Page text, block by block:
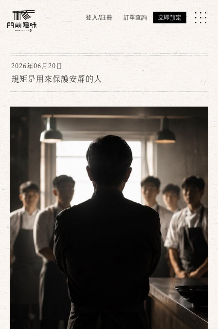
登入/註冊 訂單查詢 立即預定
2026年06月20日
規矩是用來保護安靜的人